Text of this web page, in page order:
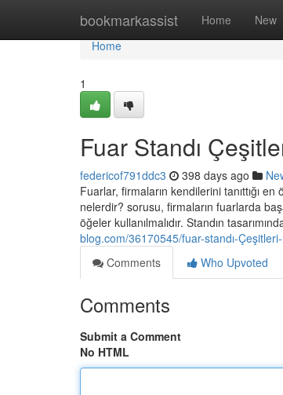
bookmarkassist Home New
Home
Home
1
Fuar Standı
federicof791ddc3 398 days ago
Fuarlar, firmaların kendilerini tanıttığı
nelerdir? sorusu, firmaların fuarlarda
öğeler kullanılmalıdır. Standın
blog.com/36170545/fuar-standı-
Comments
Who Upvoted
Comments
Submit a Comment
No HTML